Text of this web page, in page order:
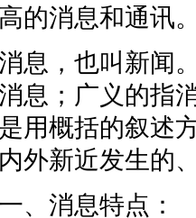
的消息和通讯
息，也叫新闻
息；广义的指
用概括的叙述
外新近发生的
一、消息特点：